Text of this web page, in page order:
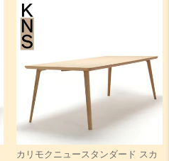
カリモクニュースタンダード スカ